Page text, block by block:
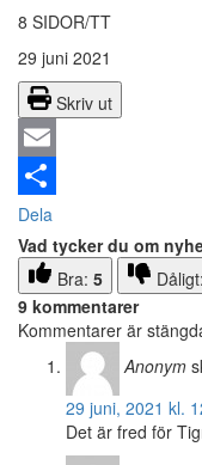
8 SIDOR/TT
29 juni 2021
Skriv ut
Email
Dela
Vad tycker du om
Bra: 5 Dåligt:
9 kommentarer
Kommentarer är
Anonym
29 juni, 2021 kl.
Det är fred för